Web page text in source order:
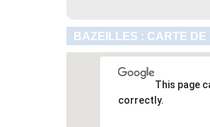
BAZEILLES : CARTE
This page
correctly.